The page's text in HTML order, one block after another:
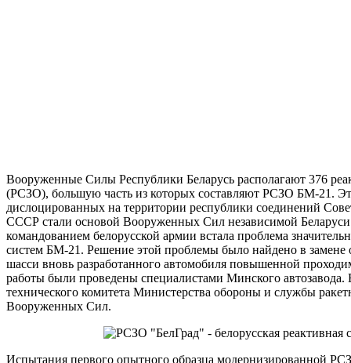
Вооруженные Силы Республики Беларусь располагают 376
(РСЗО), большую часть из которых составляют PCЗО БМ-21.
дислоцированных на территории республики соединений
СССР стали основой Вооруженных Сил независимой
командованием белорусской армии встала проблема
систем БМ-21. Решение этой проблемы было найдено в замене
шасси вновь разработанного автомобиля повышенной
работы были проведены специалистами Минского
технического комитета Министерства обороны и службы
Вооруженных Сил.
Испытания первого опытного образца модернизированной